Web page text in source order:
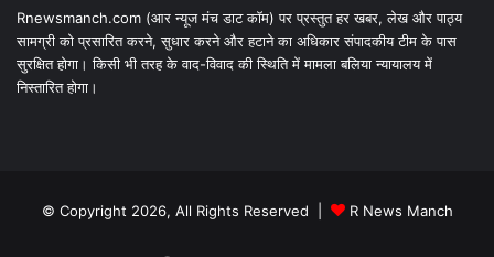
Rnewsmanch.com (आर न्यूज मंच डाट काॅम) पर प्रस्तुत हर खबर, लेख और पाठ्य
सामग्री को प्रसारित करने, सुधार करने और हटाने का अधिकार संपादकीय टीम के पास
सुरक्षित होगा। किसी भी तरह के वाद-विवाद की स्थिति में मामला बलिया न्यायालय में
निस्तारित होगा।
© Copyright 2026, All Rights Reserved | R News Manch